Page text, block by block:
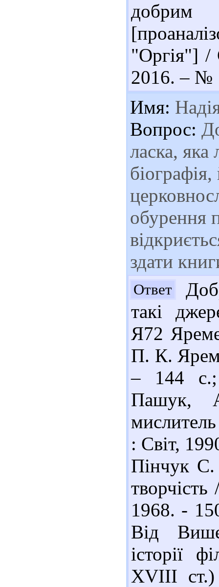
добрим
"Оргія"] /
2016. – №
Имя:
Вопрос:
ласка, яка
обурення
здати
Ответ
такі
Я72
П. К.
– 144
Пашук,
: Світ,
Пінчук
1968. -
Від
історії
ХVІІІ